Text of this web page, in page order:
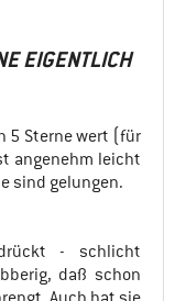
EIGENTLICH
5 Sterne wert (für
angenehm leicht
sind gelungen.
- schlicht
daß schon